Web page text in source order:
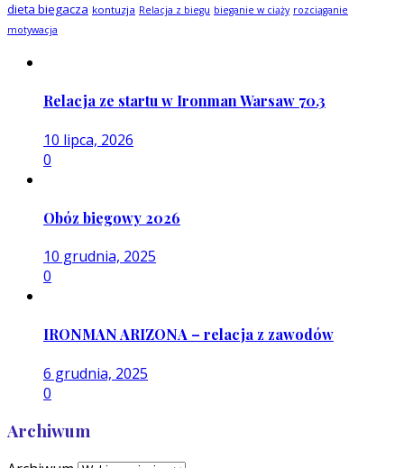
dieta biegacza kontuzja Relacja z biegu bieganie w ciąży rozciąganie
motywacja
Relacja ze startu w Ironman Warsaw 70.3
10 lipca, 2026
0
Obóz biegowy 2026
10 grudnia, 2025
0
IRONMAN ARIZONA – relacja z zawodów
6 grudnia, 2025
0
Archiwum